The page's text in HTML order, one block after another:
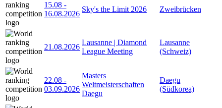
15.08 -
16.08.2026
Sky's the Limit 2026 Zweibrücken
21.08.2026
Lausanne | Diamond
League Meeting
Lausanne
(Schweiz)
22.08 -
03.09.2026
Masters
Weltmeisterschaften
Daegu
Daegu
(Südkorea)